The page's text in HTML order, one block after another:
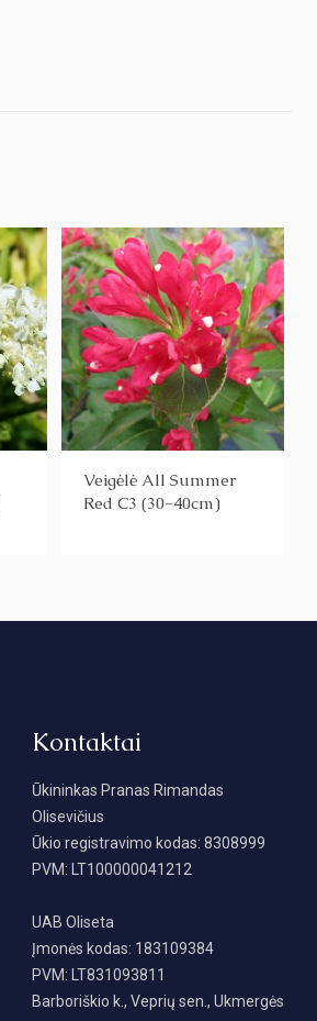
Veigėlė All Summer
Red C3 (30-40cm)
Kontaktai
Ūkininkas Pranas Rimandas
Olisevičius
Ūkio registravimo kodas: 8308999
PVM: LT100000041212
UAB Oliseta
Įmonės kodas: 183109384
PVM: LT831093811
Barboriškio k., Veprių sen., Ukmergės